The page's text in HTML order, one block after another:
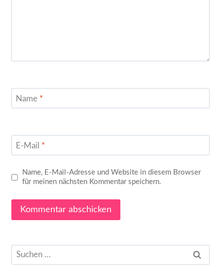
Name *
E-Mail *
Name, E-Mail-Adresse und Website in diesem Browser
für meinen nächsten Kommentar speichern.
Suchen
nach: